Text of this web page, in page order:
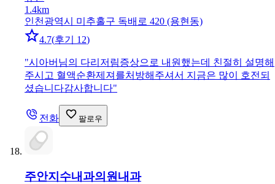
1.4km
인천광역시 미추홀구 독배로 420 (용현동)
4.7(후기 12)
"시아버님의 다리저림증상으로 내원했는데 친절히 설명해
주시고 혈액순환제져를처방해주셔서 지금은 많이 호전되
셨습니다감사합니다"
전화 팔로우
주안지수내과의원 내과